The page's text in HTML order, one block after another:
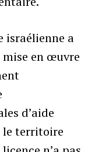
israélienne a
en œuvre
d’aide
territoire